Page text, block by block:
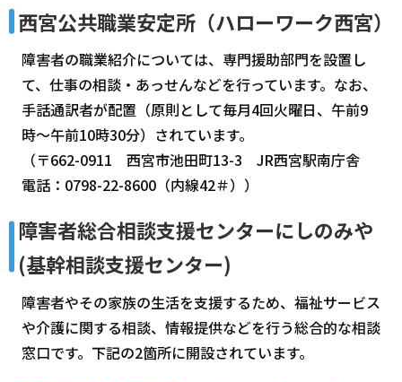
西宮公共職業安定所（ハローワーク西宮）
障害者の職業紹介については、専門援助部門を設置し
て、仕事の相談・あっせんなどを行っています。なお、
手話通訳者が配置（原則として毎月4回火曜日、午前9
時～午前10時30分）されています。
（〒662-0911 西宮市池田町13-3 JR西宮駅南庁舎
電話：0798-22-8600（内線42＃））
障害者総合相談支援センターにしのみや
(基幹相談支援センター)
障害者やその家族の生活を支援するため、福祉サービス
や介護に関する相談、情報提供などを行う総合的な相談
窓口です。下記の2箇所に開設されています。